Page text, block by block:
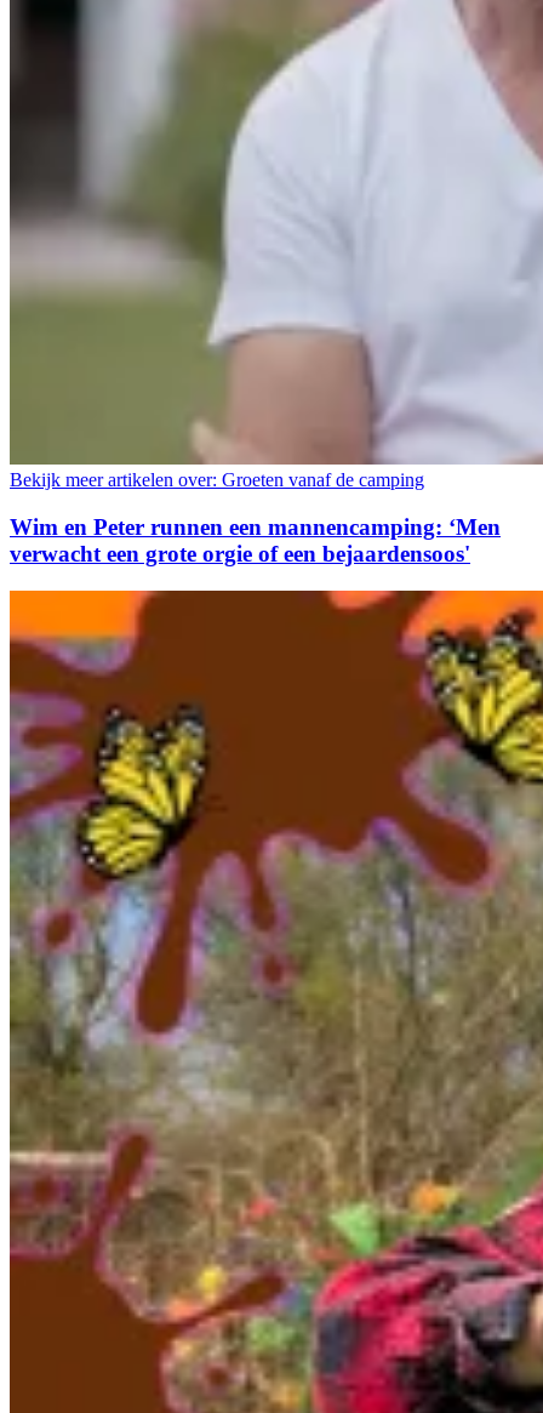
Bekijk meer artikelen over: Groeten vanaf de camping
Wim en Peter runnen een mannencamping: ‘Men
verwacht een grote orgie of een bejaardensoos'